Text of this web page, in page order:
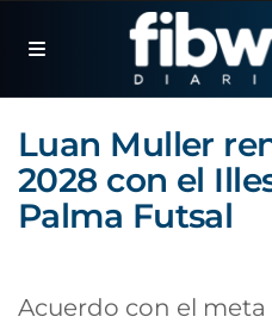
Luan Muller
2028 con el
Palma Futsal
Acuerdo con el meta